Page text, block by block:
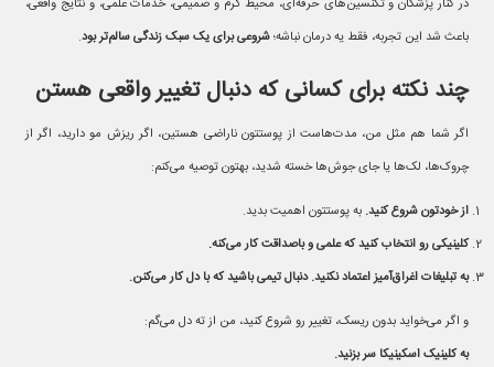
در کنار پزشکان و تکنسین‌های حرفه‌ای، محیط گرم و صمیمی، خدمات علمی، و نتایج واقعی،
باعث شد این تجربه، فقط یه درمان نباشه؛شروعی برای یک سبک زندگی سالم‌تر بود.
چند نکته برای کسانی که دنبال تغییر واقعی هستن
اگر شما هم مثل من، مدت‌هاست از پوستتون ناراضی هستین، اگر ریزش مو دارید، اگر از
چروک‌ها، لک‌ها یا جای جوش‌ها خسته شدید، بهتون توصیه می‌کنم:
از خودتون شروع کنید. به پوستتون اهمیت بدید.
کلینیکی رو انتخاب کنید که علمی و باصداقت کار می‌کنه.
به تبلیغات اغراق‌آمیز اعتماد نکنید. دنبال تیمی باشید که با دل کار می‌کنن.
و اگر می‌خواید بدون ریسک، تغییر رو شروع کنید، من از ته دل می‌گم:
به کلینیک اسکینیکا سر بزنید.